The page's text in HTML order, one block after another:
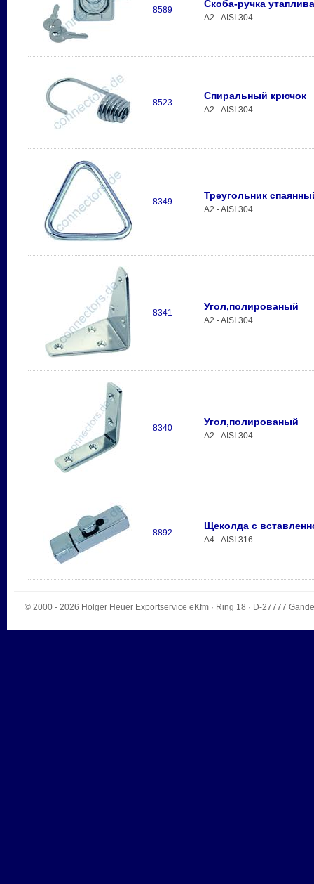
8589
Скоба-ручка
A2 - AISI 304
8523
Спиральный крючок
A2 - AISI 304
8349
Треугольник
A2 - AISI 304
8341
Угол,полированый
A2 - AISI 304
8340
Угол,полированый
A2 - AISI 304
8892
Щеколда с
A4 - AISI 316
© 2000 - 2026 Holger Heuer Exportservice eKfm· Ring 18 · D-27777